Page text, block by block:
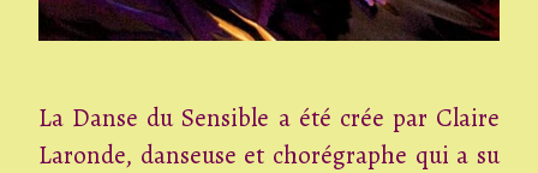
La Danse du Sensible a été crée par Claire
Laronde, danseuse et chorégraphe qui a su